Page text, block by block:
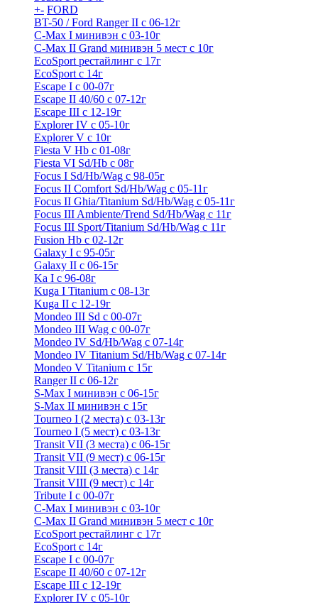
+- FORD
BT-50 / Ford Ranger II с 06-12г
C-Max I минивэн с 03-10г
C-Max II Grand минивэн 5 мест с 10г
EcoSport рестайлинг с 17г
EcoSport с 14г
Escape I с 00-07г
Escape II 40/60 с 07-12г
Escape III с 12-19г
Explorer IV c 05-10г
Explorer V c 10г
Fiesta V Hb с 01-08г
Fiesta VI Sd/Hb с 08г
Focus I Sd/Hb/Wag с 98-05г
Focus II Comfort Sd/Hb/Wag с 05-11г
Focus II Ghia/Titanium Sd/Hb/Wag с 05-11г
Focus III Ambiente/Trend Sd/Hb/Wag с 11г
Focus III Sport/Titanium Sd/Hb/Wag с 11г
Fusion Hb с 02-12г
Galaxy I с 95-05г
Galaxy II c 06-15г
Ka I с 96-08г
Kuga I Titanium с 08-13г
Kuga II c 12-19г
Mondeo III Sd с 00-07г
Mondeo III Wag с 00-07г
Mondeo IV Sd/Hb/Wag с 07-14г
Mondeo IV Titanium Sd/Hb/Wag с 07-14г
Mondeo V Titanium с 15г
Ranger II с 06-12г
S-Max I минивэн с 06-15г
S-Max II минивэн с 15г
Tourneo I (2 места) с 03-13г
Tourneo I (5 мест) с 03-13г
Transit VII (3 места) с 06-15г
Transit VII (9 мест) с 06-15г
Transit VIII (3 места) с 14г
Transit VIII (9 мест) с 14г
Tribute I c 00-07г
C-Max I минивэн с 03-10г
C-Max II Grand минивэн 5 мест с 10г
EcoSport рестайлинг с 17г
EcoSport с 14г
Escape I с 00-07г
Escape II 40/60 с 07-12г
Escape III с 12-19г
Explorer IV c 05-10г